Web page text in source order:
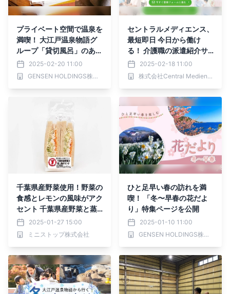
プライベート空間で温泉を
満喫！ 大江戸温泉物語グ
ループ「貸切風呂」のある
ホテル・宿 ～東北・関
東・甲信越エリア～
2025-02-20 11:00
GENSEN HOLDINGS株式会社
セントラルメディエンス、
最短即日 今日から働け
る！ 介護職の派遣紹介サ
ービス「ハケンの介護」を
本日2月18日より開始
2025-02-18 11:00
株式会社Central Medience
千葉県産野菜使用！野菜の
食感とレモンの風味がアク
セント 千葉県産野菜と蒸
し鶏のサンド
2025-01-27 15:00
ミニストップ株式会社
ひと足早い春の訪れを満
喫！ 「冬〜早春の花だよ
り」特集ページを公開
2025-01-10 11:00
GENSEN HOLDINGS株式会社